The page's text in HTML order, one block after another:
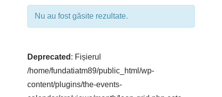
Nu au fost găsite rezultate.
Deprecated : Fișierul
/home/fundatiatm89/public_html/wp-
content/plugins/the-events-